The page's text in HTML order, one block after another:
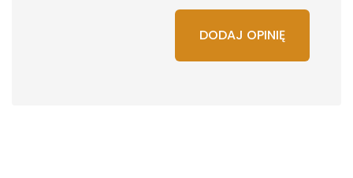
DODAJ OPINIĘ